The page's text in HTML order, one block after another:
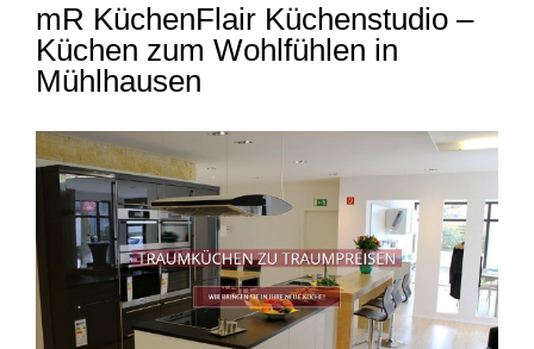
mR KüchenFlair Küchenstudio –
Küchen zum Wohlfühlen in
Mühlhausen